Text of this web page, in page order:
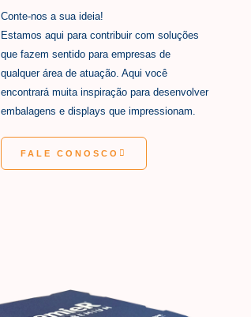
Conte-nos a sua ideia!
Estamos aqui para contribuir com soluções
que fazem sentido para empresas de
qualquer área de atuação. Aqui você
encontrará muita inspiração para desenvolver
embalagens e displays que impressionam.
FALE CONOSCO